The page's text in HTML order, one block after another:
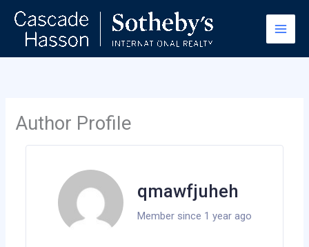
content
Author Profile
qmawfjuheh
Member since 1 year ago